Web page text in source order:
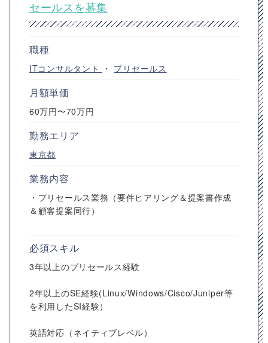
セールスを募集
職種
ITコンサルタント ・ プリセールス
月額単価
60万円〜70万円
勤務エリア
東京都
業務内容
・プリセールス業務（要件ヒアリング＆提案書作成
＆顧客提案同行）
必須スキル
3年以上のプリセールス経験
2年以上のSE経験(Linux/Windows/Cisco/Juniper等
を利用したSI経験）
英語対応（ネイティブレベル）